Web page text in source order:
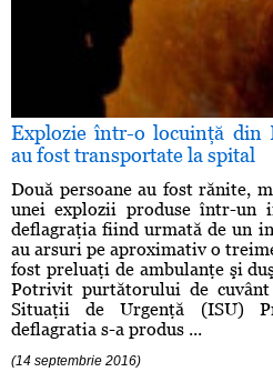
Explozie într-o locuinţă din
au fost transportate la spital
Două persoane au fost rănite,
unei explozii produse într-un
deflagraţia fiind urmată de un
au arsuri pe aproximativ o
fost preluaţi de ambulanţe şi
Potrivit purtătorului de
Situaţii de Urgenţă (ISU)
deflagratia s-a produs ...
(14 septembrie 2016)